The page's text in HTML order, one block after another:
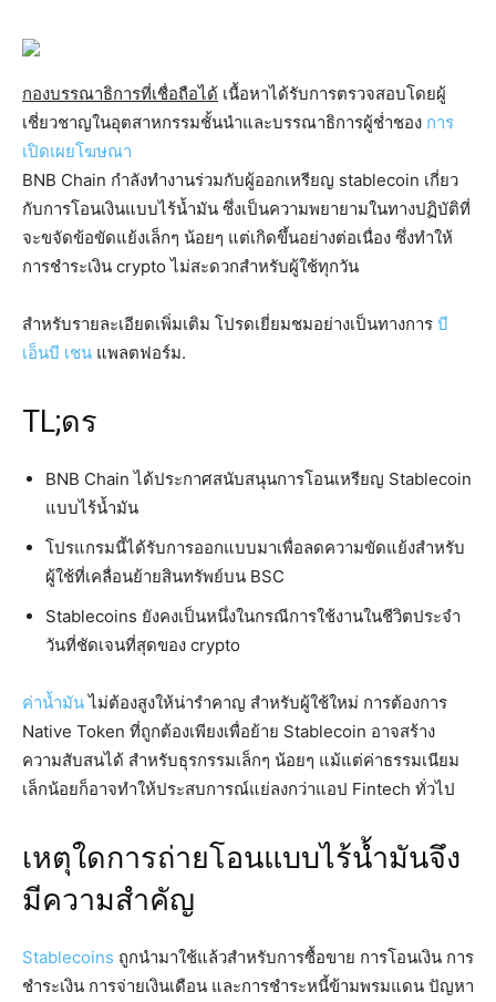
กองบรรณาธิการที่เชื่อถือได้ เนื้อหาได้รับการตรวจสอบโดยผู้
เชี่ยวชาญในอุตสาหกรรมชั้นนำและบรรณาธิการผู้ช่ำชอง การ
เปิดเผยโฆษณา
BNB Chain กำลังทำงานร่วมกับผู้ออกเหรียญ stablecoin เกี่ยว
กับการโอนเงินแบบไร้น้ำมัน ซึ่งเป็นความพยายามในทางปฏิบัติที่
จะขจัดข้อขัดแย้งเล็กๆ น้อยๆ แต่เกิดขึ้นอย่างต่อเนื่อง ซึ่งทำให้
การชำระเงิน crypto ไม่สะดวกสำหรับผู้ใช้ทุกวัน
สำหรับรายละเอียดเพิ่มเติม โปรดเยี่ยมชมอย่างเป็นทางการ บี
เอ็นบี เชน แพลตฟอร์ม.
TL;ดร
BNB Chain ได้ประกาศสนับสนุนการโอนเหรียญ Stablecoin
แบบไร้น้ำมัน
โปรแกรมนี้ได้รับการออกแบบมาเพื่อลดความขัดแย้งสำหรับ
ผู้ใช้ที่เคลื่อนย้ายสินทรัพย์บน BSC
Stablecoins ยังคงเป็นหนึ่งในกรณีการใช้งานในชีวิตประจำ
วันที่ชัดเจนที่สุดของ crypto
ค่าน้ำมันไม่ต้องสูงให้น่ารำคาญ สำหรับผู้ใช้ใหม่ การต้องการ
Native Token ที่ถูกต้องเพียงเพื่อย้าย Stablecoin อาจสร้าง
ความสับสนได้ สำหรับธุรกรรมเล็กๆ น้อยๆ แม้แต่ค่าธรรมเนียม
เล็กน้อยก็อาจทำให้ประสบการณ์แย่ลงกว่าแอป Fintech ทั่วไป
เหตุใดการถ่ายโอนแบบไร้น้ำมันจึง
มีความสำคัญ
Stablecoins ถูกนำมาใช้แล้วสำหรับการซื้อขาย การโอนเงิน การ
ชำระเงิน การจ่ายเงินเดือน และการชำระหนี้ข้ามพรมแดน ปัญหา